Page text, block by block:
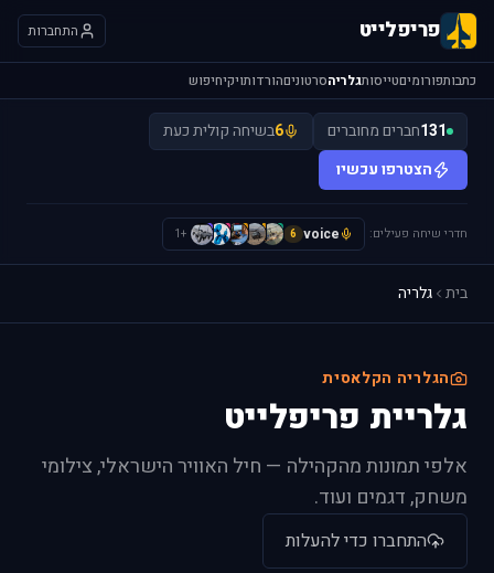
פריפלייט התחברות
כתבותפורומיםטייסותגלריהסרטוניםהורדותויקיחיפוש
131חברים מחוברים 6בשיחה קולית כעת
הצטרפו עכשיו
חדרי שיחה פעילים: voice
6
H
I
L
L
S
+1
בית גלריה
הגלריה הקלאסית
גלריית פריפלייט
אלפי תמונות מהקהילה — חיל האוויר הישראלי, צילומי
משחק, דגמים ועוד.
התחברו כדי להעלות